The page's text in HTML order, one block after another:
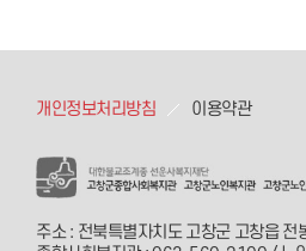
개인정보처리방침 이용약관
주소 : 전북특별자치도 고창군 고창읍